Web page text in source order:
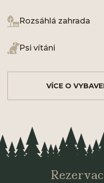
Rozsáhlá zahrada
Psi vítáni
VÍCE O